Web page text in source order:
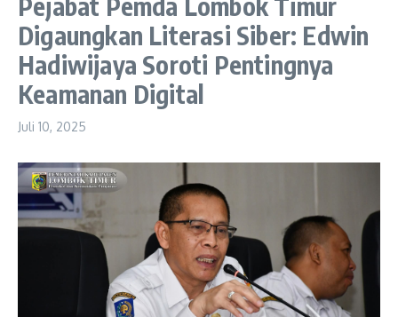
Digaungkan Literasi Siber: Edwin
Hadiwijaya Soroti Pentingnya
Keamanan Digital
Juli 10, 2025